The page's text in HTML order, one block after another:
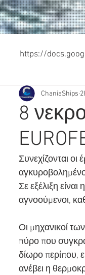
https://
8
ChaniaShips
Συνεχίζονται
Σε εξέλιξη
αγνοούμενοι,
Οι μηχανικοί
πύρο που
δίωρο περίπου,
ανέβει η